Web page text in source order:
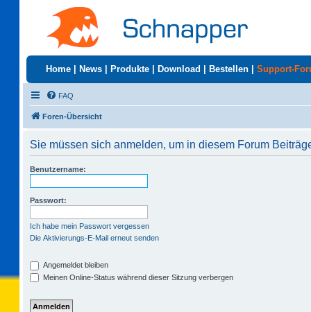
Home News Produkte Download Bestellen Support-
FAQ
Foren-Übersicht
Sie müssen sich anmelden, um in diesem Forum
Benutzername:
Passwort:
Ich habe mein Passwort vergessen
Die Aktivierungs-E-Mail erneut senden
Angemeldet bleiben
Meinen Online-Status während dieser Sitzung verbergen